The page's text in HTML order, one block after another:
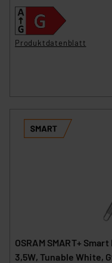
Produktdatenblatt
OSRAM SMART+
3,5W, Tunable White,